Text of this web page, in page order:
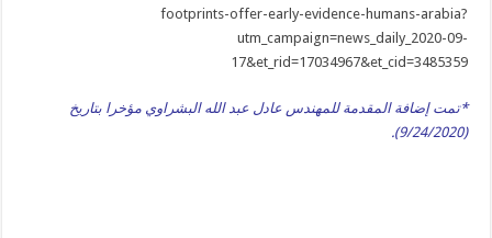
footprints-offer-early-evidence-humans-arabia?
utm_campaign=news_daily_2020-09-
17&et_rid=17034967&et_cid=3485359
*تمت إضافة المقدمة للمهندس عادل عبد الله البشراوي مؤخرا بتاريخ
(9/24/2020).